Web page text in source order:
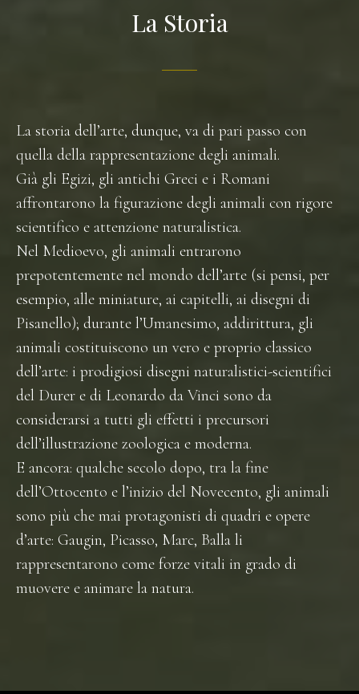
La Storia
La storia dell’arte, dunque, va di pari passo con
quella della rappresentazione degli animali.
Già gli Egizi, gli antichi Greci e i Romani
affrontarono la figurazione degli animali con rigore
scientifico e attenzione naturalistica.
Nel Medioevo, gli animali entrarono
prepotentemente nel mondo dell’arte (si pensi, per
esempio, alle miniature, ai capitelli, ai disegni di
Pisanello); durante l’Umanesimo, addirittura, gli
animali costituiscono un vero e proprio classico
dell’arte: i prodigiosi disegni naturalistici-scientifici
del Durer e di Leonardo da Vinci sono da
considerarsi a tutti gli effetti i precursori
dell’illustrazione zoologica e moderna.
E ancora: qualche secolo dopo, tra la fine
dell’Ottocento e l’inizio del Novecento, gli animali
sono più che mai protagonisti di quadri e opere
d’arte: Gaugin, Picasso, Marc, Balla li
rappresentarono come forze vitali in grado di
muovere e animare la natura.